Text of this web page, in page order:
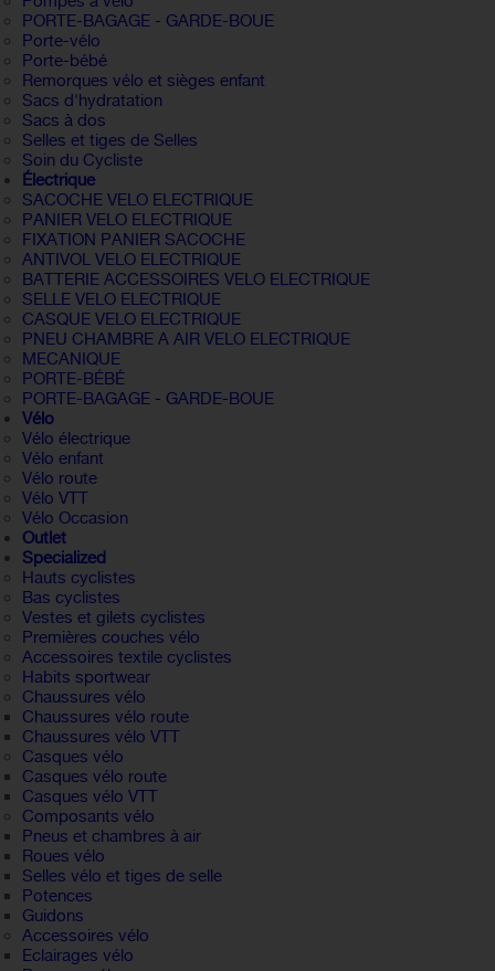
PORTE-BAGAGE - GARDE-BOUE
Porte-vélo
Porte-bébé
Remorques vélo et sièges enfant
Sacs d'hydratation
Sacs à dos
Selles et tiges de Selles
Soin du Cycliste
Électrique
SACOCHE VELO ELECTRIQUE
PANIER VELO ELECTRIQUE
FIXATION PANIER SACOCHE
ANTIVOL VELO ELECTRIQUE
BATTERIE ACCESSOIRES VELO ELECTRIQUE
SELLE VELO ELECTRIQUE
CASQUE VELO ELECTRIQUE
PNEU CHAMBRE A AIR VELO ELECTRIQUE
MECANIQUE
PORTE-BÉBÉ
PORTE-BAGAGE - GARDE-BOUE
Vélo
Vélo électrique
Vélo enfant
Vélo route
Vélo VTT
Vélo Occasion
Outlet
Specialized
Hauts cyclistes
Bas cyclistes
Vestes et gilets cyclistes
Premières couches vélo
Accessoires textile cyclistes
Habits sportwear
Chaussures vélo
Chaussures vélo route
Chaussures vélo VTT
Casques vélo
Casques vélo route
Casques vélo VTT
Composants vélo
Pneus et chambres à air
Roues vélo
Selles vélo et tiges de selle
Potences
Guidons
Accessoires vélo
Eclairages vélo